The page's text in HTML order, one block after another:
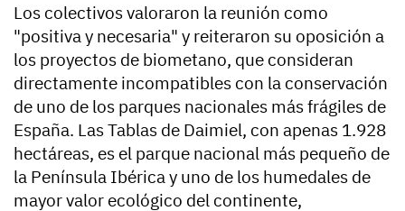
Los colectivos valoraron la reunión como
"positiva y necesaria" y reiteraron su oposición a
los proyectos de biometano, que consideran
directamente incompatibles con la conservación
de uno de los parques nacionales más frágiles de
España. Las Tablas de Daimiel, con apenas 1.928
hectáreas, es el parque nacional más pequeño de
la Península Ibérica y uno de los humedales de
mayor valor ecológico del continente,